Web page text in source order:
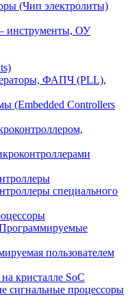
(Чип электролиты)
инструменты, ОУ
ФАПЧ (PLL),
(Embedded Controllers
специального
пользователем
кристалле SoC
сигнальные процессоры